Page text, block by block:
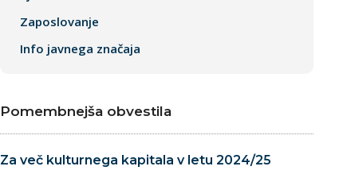
Zaposlovanje
Info javnega značaja
Pomembnejša obvestila
Za več kulturnega kapitala v letu 2024/25